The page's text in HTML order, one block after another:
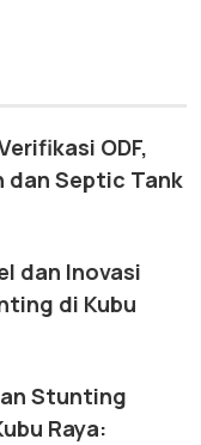
ODF,
dan Septic Tank
dan Inovasi
di Kubu
Stunting
Raya: